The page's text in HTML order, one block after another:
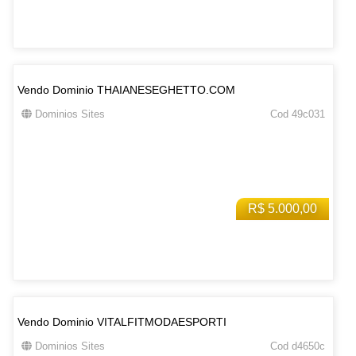
R$ 5.000,00
Vendo Dominio THAIANESEGHETTO.COM
Dominios Sites Cod 49c031
Vendo Dominio VITALFITMODAESPORTI
Dominios Sites Cod d4650c